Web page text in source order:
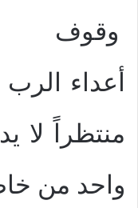
وقوف
أعداء
منتظراً لا
واحد من